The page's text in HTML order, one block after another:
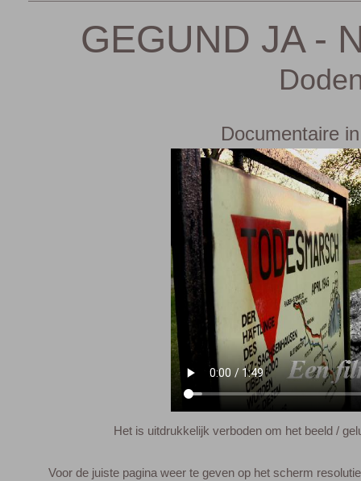
GEGUND JA -
Documentaire
Het is uitdrukkelijk verboden om het beeld /
Voor de juiste pagina weer te geven op het scherm